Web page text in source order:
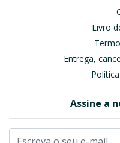
Livro
Entrega,
Assine a